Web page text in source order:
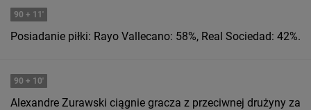
90 + 11'
Posiadanie piłki: Rayo Vallecano: 58%, Real Sociedad: 42%.
90 + 10'
Alexandre Zurawski ciągnie gracza z przeciwnej drużyny za